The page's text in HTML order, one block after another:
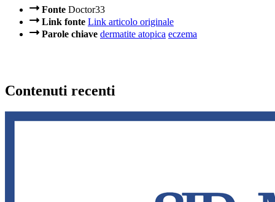
Fonte Doctor33
Link fonte Link articolo originale
Parole chiave dermatite atopica eczema
Contenuti recenti